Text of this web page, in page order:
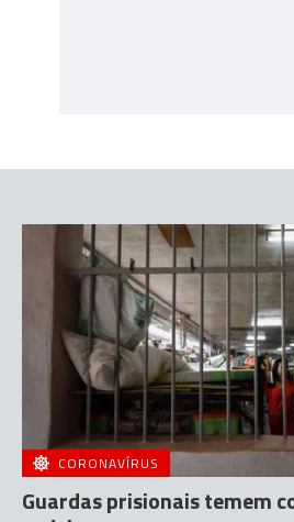
CORONAVÍRUS
Guardas prisionais temem